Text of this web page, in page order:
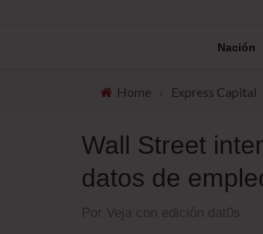
Nación
Home Express Capital
Wall Street
datos de
Por Veja con edición dat0s